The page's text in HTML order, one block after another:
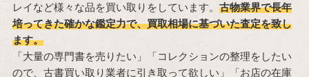
レイなど様々な品を買い取りをしています。 古物業界で長年
培ってきた確かな鑑定力で、買取相場に基づいた査定を致し
ます。
「大量の専門書を売りたい」「コレクションの整理をしたい
ので、古書買い取り業者に引き取って欲しい」「お店の在庫